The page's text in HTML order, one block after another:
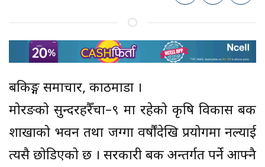
बैंकिङ्ग समाचार, काठमाडौं ।
मोरङको सुन्दरहरैँचा–९ मा रहेको कृषि विकास बैंक
शाखाको भवन तथा जग्गा वर्षौंदेखि प्रयोगमा नल्याई
त्यसै छोडिएको छ । सरकारी बैंक अन्तर्गत पर्ने आफ्नै